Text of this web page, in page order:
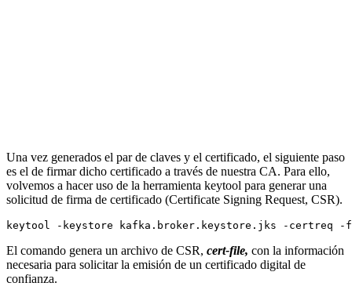
Una vez generados el par de claves y el certificado, el siguiente paso
es el de firmar dicho certificado a través de nuestra CA. Para ello,
volvemos a hacer uso de la herramienta keytool para generar una
solicitud de firma de certificado (Certificate Signing Request, CSR).
El comando genera un archivo de CSR, cert-file, con la información
necesaria para solicitar la emisión de un certificado digital de
confianza.